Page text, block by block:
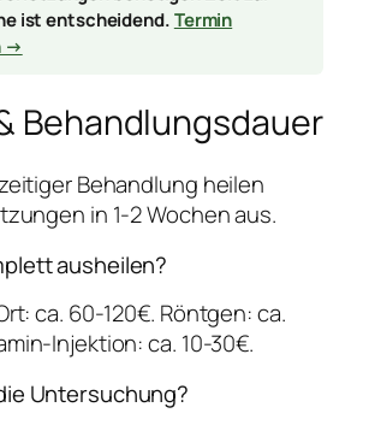
ist entscheidend.Termin
→
Behandlungsdauer
Behandlung heilen
in 1-2 Wochen aus.
ausheilen?
ca. 60-120€. Röntgen: ca.
Injektion: ca. 10-30€.
Untersuchung?